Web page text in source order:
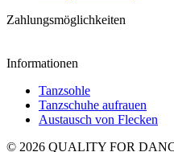
Zahlungsmöglichkeiten
Informationen
Tanzsohle
Tanzschuhe aufrauen
Austausch von Flecken
© 2026 QUALITY FOR